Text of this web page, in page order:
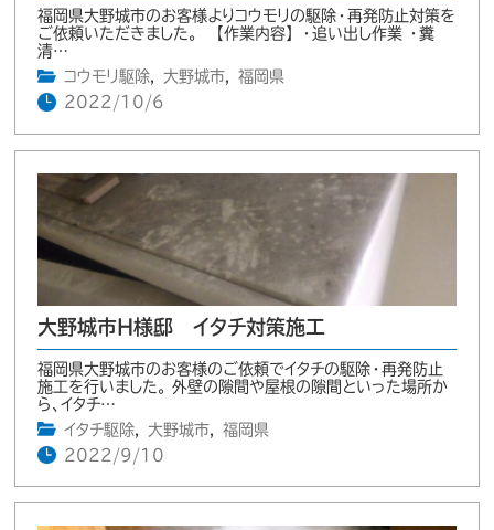
福岡県大野城市のお客様よりコウモリの駆除・再発防止対策を
ご依頼いただきました。 【作業内容】 ・追い出し作業 ・糞
清…
コウモリ駆除
大野城市
福岡県
2022/10/6
大野城市H様邸 イタチ対策施工
福岡県大野城市のお客様のご依頼でイタチの駆除・再発防止
施工を行いました。 外壁の隙間や屋根の隙間といった場所か
ら、イタチ…
イタチ駆除
大野城市
福岡県
2022/9/10